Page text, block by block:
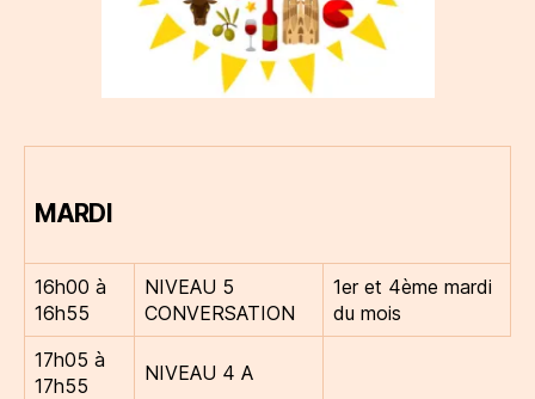
MARDI
16h00 à
16h55
NIVEAU 5
CONVERSATION
1er et 4ème mardi
du mois
17h05 à
17h55
NIVEAU 4 A